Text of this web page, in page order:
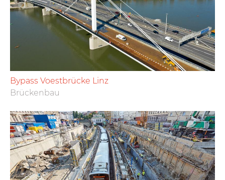
Bypass Voestbrücke Linz
Brückenbau